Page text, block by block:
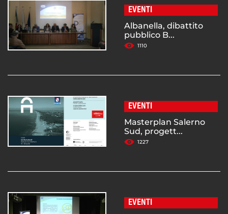
EVENTI
Albanella, dibattito
pubblico B...
1110
EVENTI
Masterplan Salerno
Sud, progett...
1227
EVENTI